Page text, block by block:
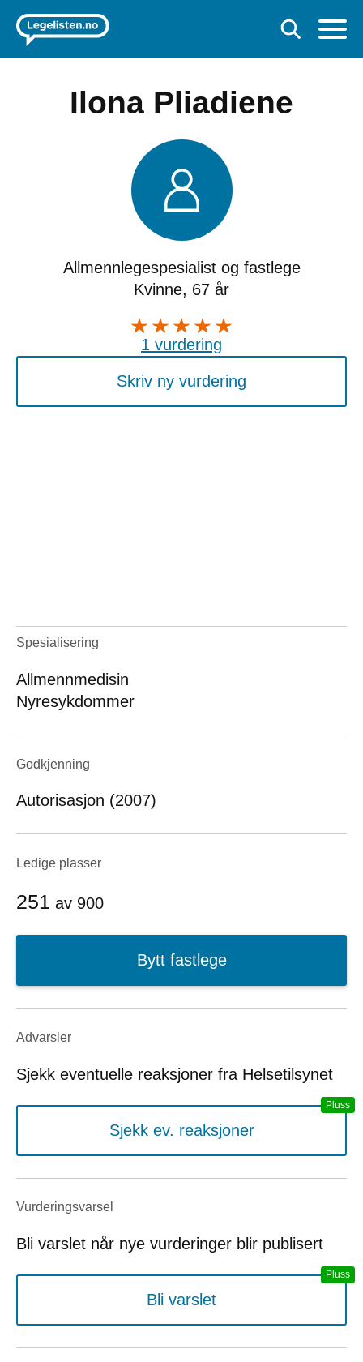
Ilona Pliadiene
Allmennlegespesialist og fastlege
Kvinne, 67 år
1 vurdering
Skriv ny vurdering
Spesialisering
Allmennmedisin
Nyresykdommer
Godkjenning
Autorisasjon (2007)
Ledige plasser
251 av 900
Bytt fastlege
Advarsler
Sjekk eventuelle reaksjoner fra Helsetilsynet
Sjekk ev. reaksjoner
Vurderings­varsel
Bli varslet når nye vurderinger blir publisert
Bli varslet